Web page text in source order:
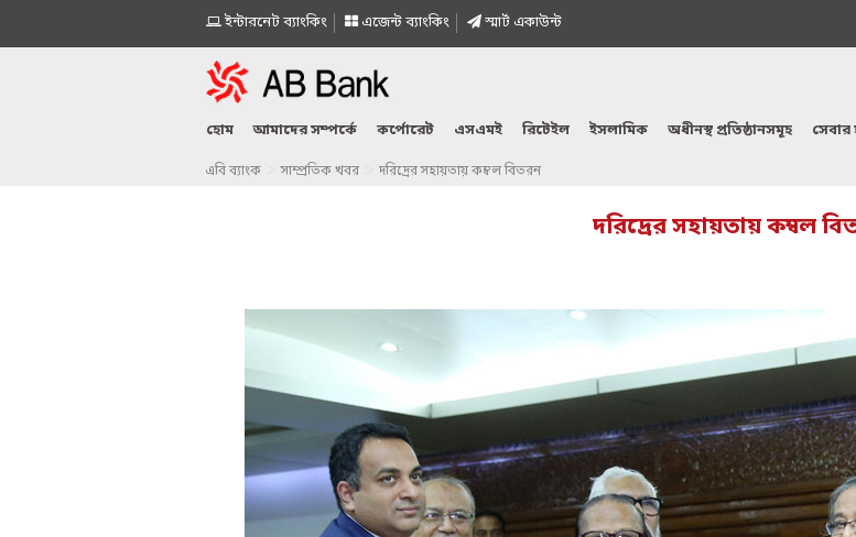
ইন্টারনেট ব্যাংকিং এজেন্ট ব্যাংকিং স্মাৰ্ট একাউন্ট
হোম আমাদের সম্পর্কে কর্পোরেট এসএমই রিটেইল ইসলামিক অধীনস্থ প্রতিষ্ঠানসমূহ সেবার
এবি ব্যাংক সাম্প্রতিক খবর দরিদ্রের সহায়তায় কম্বল বিতরন
দরিদ্রের সহায়তায় কম্বল